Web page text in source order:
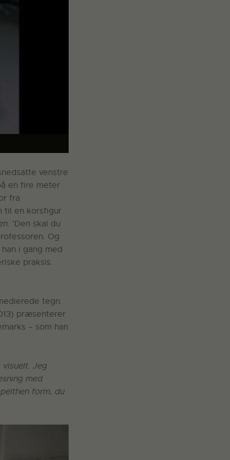
venstre
en fire meter
fra
til en korsfigur
. ’Den skal du
Og
i gang med
praksis.
tegn.
præsenterer
– som han
Jeg
med
form, du